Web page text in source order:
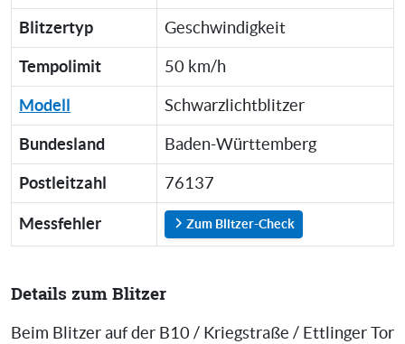
Blitzertyp Geschwindigkeit
Tempolimit 50 km/h
Modell Schwarzlichtblitzer
Bundesland Baden-Württemberg
Postleitzahl 76137
Messfehler Zum Blitzer-Check
Details zum Blitzer
Beim Blitzer auf der B10 / Kriegstraße / Ettlinger Tor